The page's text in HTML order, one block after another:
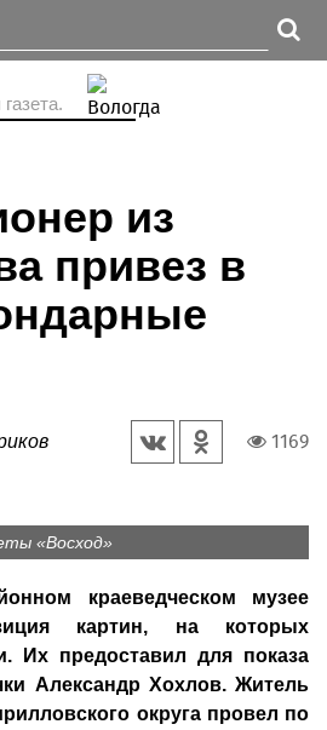
из
привез в
1169
«Восход»
краеведческом музее
картин, на которых
Их предоставил для показа
Александр Хохлов. Житель
округа провел по